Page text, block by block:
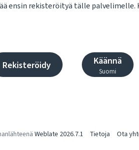
ensin rekisteröityä tälle
Rekisteröidy Käännä
Suomi
Weblate 2026.7.1 Tietoja Ota